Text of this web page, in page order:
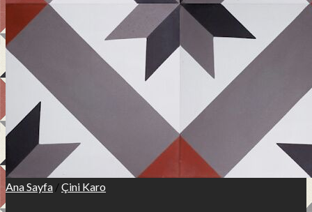
Uygulama Alanları
Referanslar
Ana Sayfa /Çini Karo